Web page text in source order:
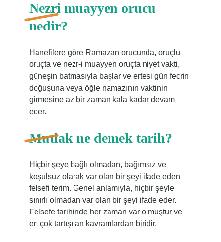
Nezri muayyen orucu
nedir?
Hanefilere göre Ramazan orucunda, oruçlu
oruçta ve nezr-i muayyen oruçta niyet vakti,
güneşin batmasıyla başlar ve ertesi gün fecrin
doğuşuna veya öğle namazının vaktinin
girmesine az bir zaman kala kadar devam
eder.
Mutlak ne demek tarih?
Hiçbir şeye bağlı olmadan, bağımsız ve
koşulsuz olarak var olan bir şeyi ifade eden
felsefi terim. Genel anlamıyla, hiçbir şeyle
sınırlı olmadan var olan bir şeyi ifade eder.
Felsefe tarihinde her zaman var olmuştur ve
en çok tartışılan kavramlardan biridir.